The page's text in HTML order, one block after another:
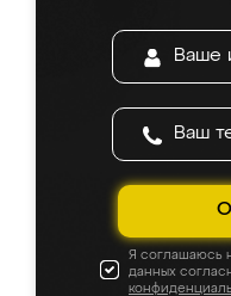
Я соглашаюсь
данных